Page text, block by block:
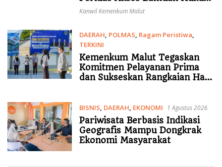
dan Pelindungan Kekayaan
Kanwil Kemenkum Malut
DAERAH, POLMAS, Ragam Peristiwa,
TERKINI
3 Agustus 2026
Kemenkum Malut Tegaskan
Komitmen Pelayanan Prima
dan Sukseskan Rangkaian Hari
BISNIS, DAERAH, EKONOMI 1 Agustus 2026
Pariwisata Berbasis Indikasi
Geografis Mampu Dongkrak
Ekonomi Masyarakat